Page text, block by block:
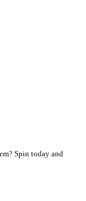
Spin today and